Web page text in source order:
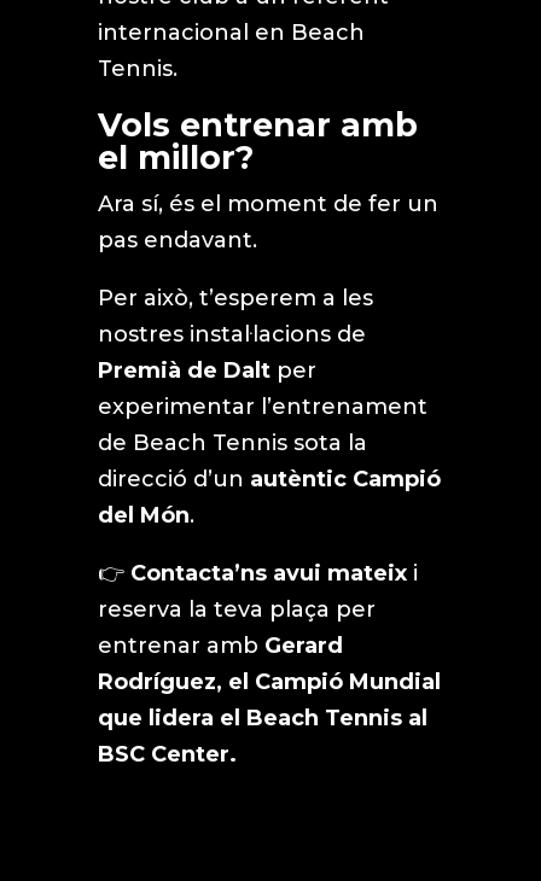
internacional en Beach
Tennis.
Vols entrenar amb
el millor?
Ara sí, és el moment de fer un
pas endavant.
Per això, t’esperem a les
nostres instal·lacions de
Premià de Daltper
experimentar l’entrenament
de Beach Tennis sota la
direcció d’un autèntic Campió
del Món.
👉 Contacta’ns avui mateix i
reserva la teva plaça per
entrenar amb Gerard
Rodríguez, el Campió Mundial
que lidera el Beach Tennis al
BSC Center.